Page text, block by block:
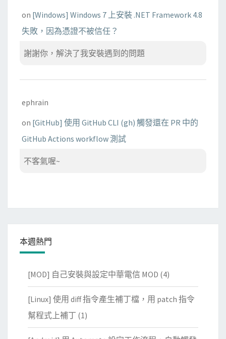
on [Windows] Windows 7 上安裝 .NET Framework 4.8
失敗，因為憑證不被信任？
謝謝你，解決了我安裝遇到的問題
ephrain
on [GitHub] 使用 GitHub CLI (gh) 觸發還在 PR 中的
GitHub Actions workflow 測試
不客氣喔~
本週熱門
[MOD] 自己安裝與設定中華電信 MOD (4)
[Linux] 使用 diff 指令產生補丁檔，用 patch 指令
幫程式上補丁 (1)